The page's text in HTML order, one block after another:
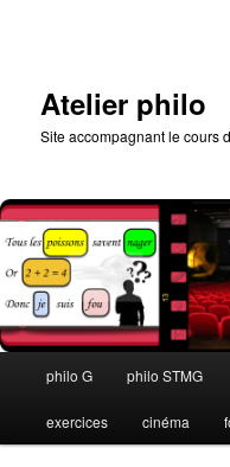
Atelier philo
Site accompagnant le cours
principal
philo G philo STMG
exercices cinéma